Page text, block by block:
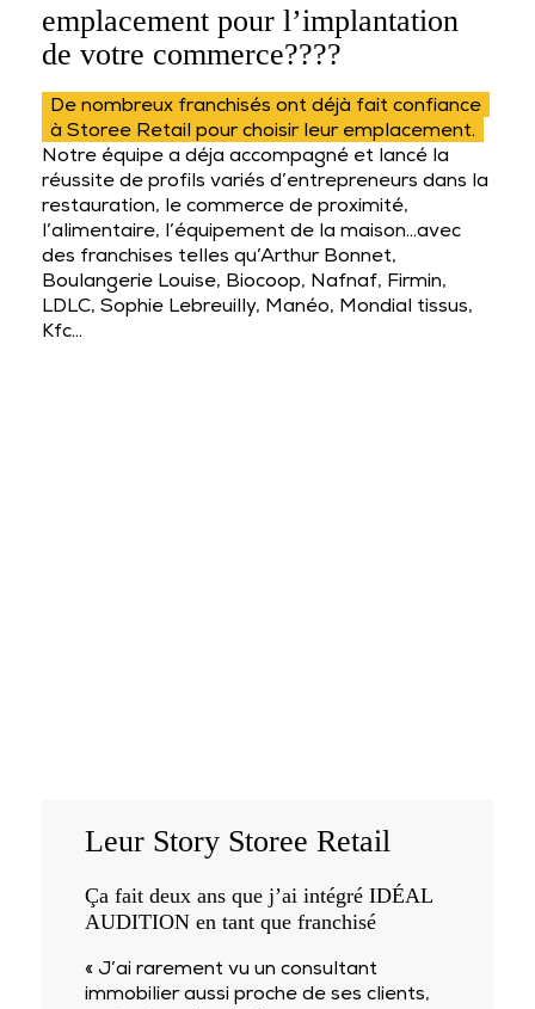
emplacement pour l’implantation
de votre commerce????
De nombreux franchisés ont déjà fait confiance
à Storee Retail pour choisir leur emplacement.
Notre équipe a déja accompagné et lancé la
réussite de profils variés d’entrepreneurs dans la
restauration, le commerce de proximité,
l’alimentaire, l’équipement de la maison…avec
des franchises telles qu’Arthur Bonnet,
Boulangerie Louise, Biocoop, Nafnaf, Firmin,
LDLC, Sophie Lebreuilly, Manéo, Mondial tissus,
Kfc…
Leur Story Storee Retail
Ça fait deux ans que j’ai intégré IDÉAL
AUDITIONen tant que franchisé
« J’ai rarement vu un consultant
immobilier aussi proche de ses clients,